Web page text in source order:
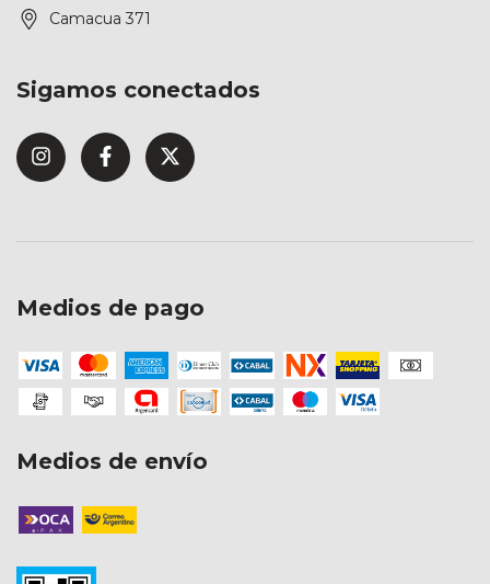
Camacua 371
Sigamos conectados
Medios de pago
Medios de envío